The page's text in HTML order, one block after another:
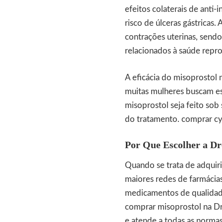
efeitos colaterais de anti-
risco de úlceras
contrações uterinas,
relacionados à saúde
A eficácia do misoprostol
muitas mulheres buscam
misoprostol seja feito sob
do tratamento. comprar
Por Que Escolher a
Quando se trata de
maiores redes de
medicamentos de
comprar misoprostol na